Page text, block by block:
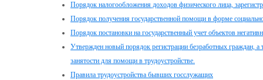
Порядок налогообложения доходов физического лица,
Порядок получения государственной помощи в форме
Порядок постановки на государственный учет объектов
Утвержден новый порядок регистрации безработных граждан,
занятости для помощи в трудоустройстве.
Правила трудоустройства бывших госслужащих